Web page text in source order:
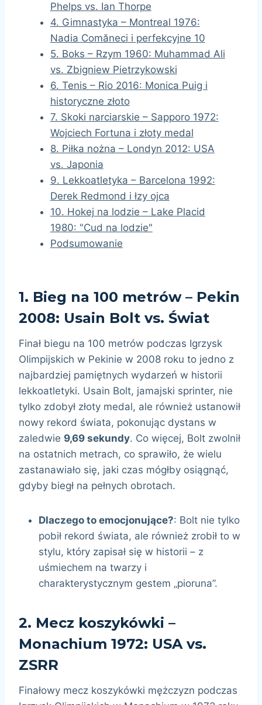
Phelps vs. Ian Thorpe
4. Gimnastyka – Montreal 1976:
Nadia Comăneci i perfekcyjne 10
5. Boks – Rzym 1960: Muhammad Ali
vs. Zbigniew Pietrzykowski
6. Tenis – Rio 2016: Monica Puig i
historyczne złoto
7. Skoki narciarskie – Sapporo 1972:
Wojciech Fortuna i złoty medal
8. Piłka nożna – Londyn 2012: USA
vs. Japonia
9. Lekkoatletyka – Barcelona 1992:
Derek Redmond i łzy ojca
10. Hokej na lodzie – Lake Placid
1980: "Cud na lodzie"
Podsumowanie
1. Bieg na 100 metrów – Pekin
2008: Usain Bolt vs. Świat
Finał biegu na 100 metrów podczas Igrzysk
Olimpijskich w Pekinie w 2008 roku to jedno z
najbardziej pamiętnych wydarzeń w historii
lekkoatletyki. Usain Bolt, jamajski sprinter, nie
tylko zdobył złoty medal, ale również ustanowił
nowy rekord świata, pokonując dystans w
zaledwie 9,69 sekundy. Co więcej, Bolt zwolnił
na ostatnich metrach, co sprawiło, że wielu
zastanawiało się, jaki czas mógłby osiągnąć,
gdyby biegł na pełnych obrotach.
Dlaczego to emocjonujące?: Bolt nie tylko
pobił rekord świata, ale również zrobił to w
stylu, który zapisał się w historii – z
uśmiechem na twarzy i
charakterystycznym gestem „pioruna”.
2. Mecz koszykówki –
Monachium 1972: USA vs.
ZSRR
Finałowy mecz koszykówki mężczyzn podczas